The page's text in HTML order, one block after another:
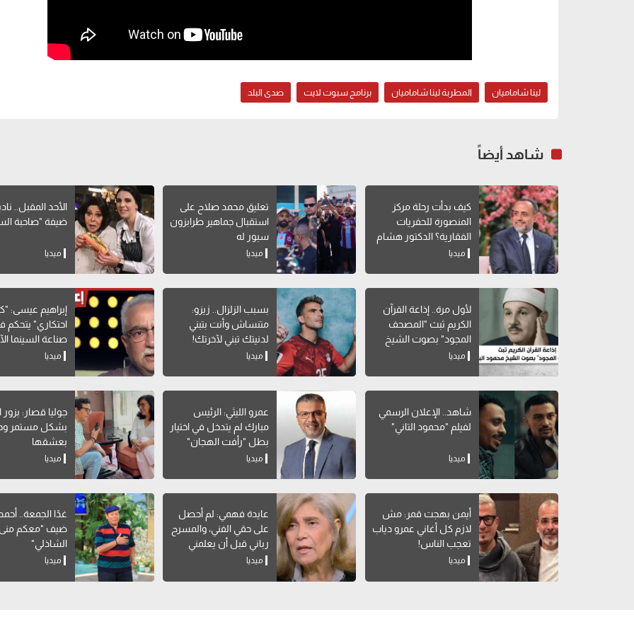
لينا شاماميان المطربة لينا شاماميان برنامج سبوت لايت صدى البلد
شاهد أيضاً
كيف بدأت رحلة مركز
المنصورة للحفريات
الفقارية؟ الدكتور هشام
سلام يوضح
ميديا
تعليق محمد صلاح على
استقبال جماهير طرابزون
سبور له
ميديا
الأحد المقبل..
ضيفة "صاحبة
ميديا
لأول مرة.. إذاعة القرآن
الكريم ثبث "المصحف
المجود" بصوت الشيخ
محمود البنا
ميديا
بسبب الزلزال.. زيزو:
متنساش وأنت بتبني
لدنيتك تبني لآخرتك!
ميديا
إبراهيم عيسى:
احتكاري" يتحكم
صناعة السينما
ميديا
شاهد.. الإعلان الرسمي
لفيلم "محمود التاني"
ميديا
عمرو الليثي: الرئيس
مبارك لم يتدخل في اختيار
بطل "رأفت الهجان"
ميديا
جوليا قصار: بزور
بشكل مستمر
بعشقها
ميديا
أيمن بهجت قمر: مش
لازم كل أغاني عمرو دياب
تعجب الناس!
ميديا
عايدة فهمي: لم أحصل
على حقي الفني، والمسرح
رباني قبل أن يعلمني
التمثيل
ميديا
غدًا الجمعة..
ضيف "معكم منى
الشاذلي"
ميديا